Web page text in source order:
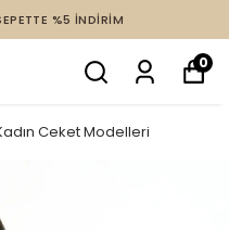
%5 İNDİRİM
0
Ceket Modelleri